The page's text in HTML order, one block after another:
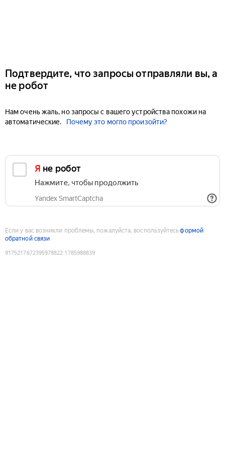
Подтвердите, что запросы отправляли вы, а
не робот
Нам очень жаль, но запросы с вашего устройства похожи на
автоматические.
Почему это могло произойти?
Я не робот
Нажмите, чтобы продолжить
Yandex SmartCaptcha
Если у вас возникли проблемы, пожалуйста, воспользуйтесьформой
обратной связи
9175217672395978822:1785988839